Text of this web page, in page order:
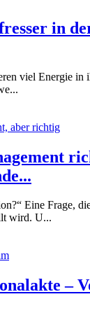
in
viel Energie in
Eine Frage,
wird. U...
–